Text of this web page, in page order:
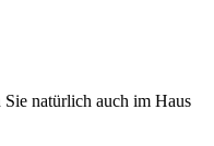
natürlich auch im Haus